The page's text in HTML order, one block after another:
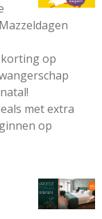
op
met extra
op